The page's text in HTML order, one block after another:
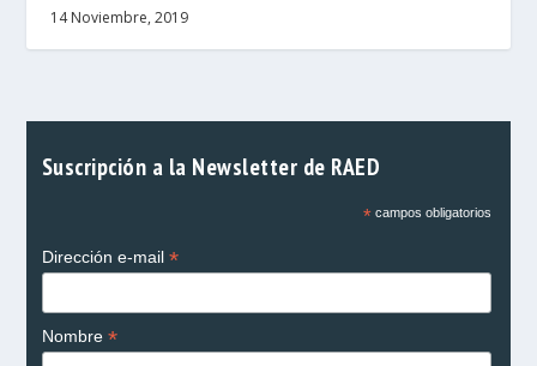
14 Noviembre, 2019
Suscripción a la Newsletter de RAED
*campos obligatorios
Dirección e-mail *
Nombre *